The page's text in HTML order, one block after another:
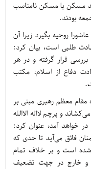
فاقد مسکن یا مسکن نامناسب
روحیه بگیرد زیرا آن
طلبی است، بیان کرد:
قرار گرفته و در هر
دفاع از اسلام، مکتب
مقام معظم رهبری مبنی بر
و پرچم لااله الاالله
خواهد آمد، عنوان کرد:
فائق می‌آید تا حدی که
شده است و بر خلاف تمام
و خارج در جهت تضعیف